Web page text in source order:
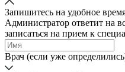
Запишитесь на удобное
Администратор ответит на
записаться на прием к
Врач (если уже